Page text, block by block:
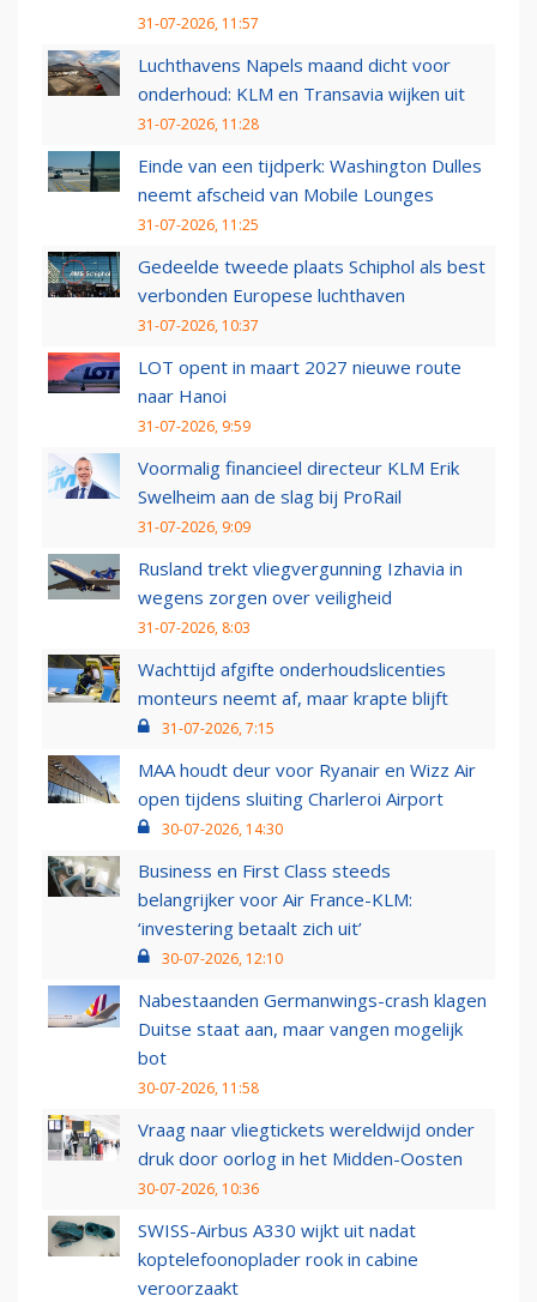
31-07-2026, 11:57
Luchthavens Napels maand dicht voor
onderhoud: KLM en Transavia wijken uit
31-07-2026, 11:28
Einde van een tijdperk: Washington Dulles
neemt afscheid van Mobile Lounges
31-07-2026, 11:25
Gedeelde tweede plaats Schiphol als best
verbonden Europese luchthaven
31-07-2026, 10:37
LOT opent in maart 2027 nieuwe route
naar Hanoi
31-07-2026, 9:59
Voormalig financieel directeur KLM Erik
Swelheim aan de slag bij ProRail
31-07-2026, 9:09
Rusland trekt vliegvergunning Izhavia in
wegens zorgen over veiligheid
31-07-2026, 8:03
Wachttijd afgifte onderhoudslicenties
monteurs neemt af, maar krapte blijft
31-07-2026, 7:15
MAA houdt deur voor Ryanair en Wizz Air
open tijdens sluiting Charleroi Airport
30-07-2026, 14:30
Business en First Class steeds
belangrijker voor Air France-KLM:
‘investering betaalt zich uit’
30-07-2026, 12:10
Nabestaanden Germanwings-crash klagen
Duitse staat aan, maar vangen mogelijk
bot
30-07-2026, 11:58
Vraag naar vliegtickets wereldwijd onder
druk door oorlog in het Midden-Oosten
30-07-2026, 10:36
SWISS-Airbus A330 wijkt uit nadat
koptelefoonoplader rook in cabine
veroorzaakt